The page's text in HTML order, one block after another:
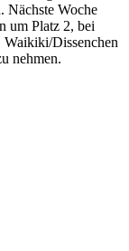
Nächste Woche
um Platz 2, bei
Waikiki/Dissenchen
nehmen.